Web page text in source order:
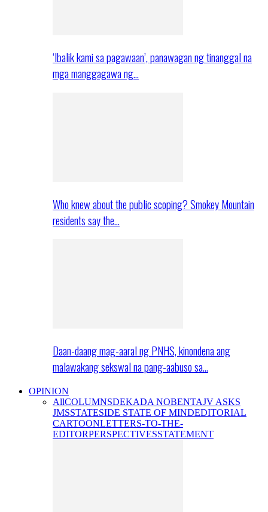
‘Ibalik kami sa pagawaan’, panawagan ng tinanggal na
mga manggagawa ng…
Who knew about the public scoping? Smokey Mountain
residents say the…
Daan-daang mag-aaral ng PNHS, kinondena ang
malawakang sekswal na pang-aabuso sa…
OPINION
AllCOLUMNSDEKADA NOBENTAJV ASKS
JMSSTATESIDE STATE OF MINDEDITORIAL
CARTOONLETTERS-TO-THE-
EDITORPERSPECTIVESSTATEMENT